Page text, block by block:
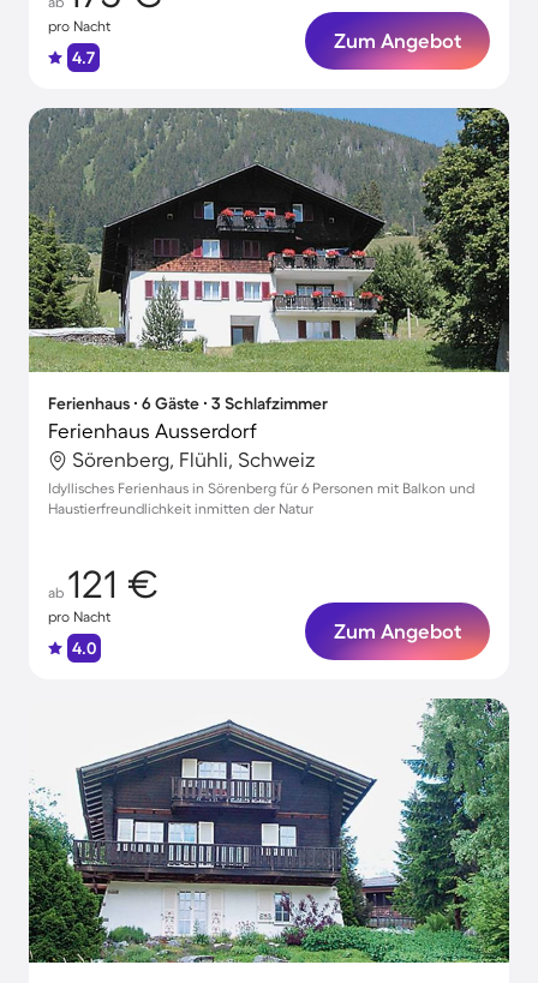
pro Nacht
4.7
Zum Angebot
Ferienhaus ∙ 6 Gäste ∙ 3 Schlafzimmer
Ferienhaus Ausserdorf
Sörenberg, Flühli, Schweiz
Idyllisches Ferienhaus in Sörenberg für 6 Personen mit Balkon und
Haustierfreundlichkeit inmitten der Natur
ab 121 €
pro Nacht
4.0
Zum Angebot